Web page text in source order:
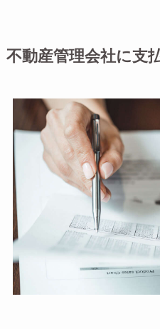
不動産管理会社に支